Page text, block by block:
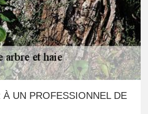
À UN PROFESSIONNEL DE